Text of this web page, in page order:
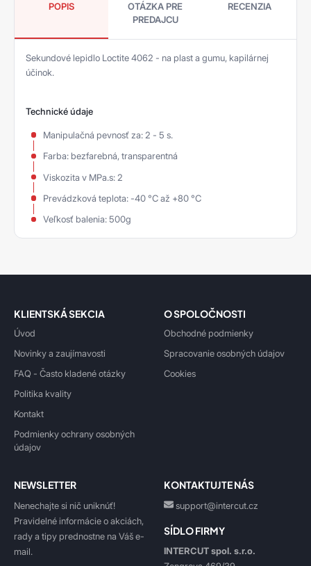
POPIS
OTÁZKA PRE
PREDAJCU
RECENZIA
Sekundové lepidlo Loctite 4062 - na plast a gumu, kapilárnej
účinok.
Technické údaje
Manipulačná pevnosť za: 2 - 5 s.
Farba: bezfarebná, transparentná
Viskozita v MPa.s: 2
Prevádzková teplota: -40 °C až +80 °C
Veľkosť balenia: 500g
KLIENTSKÁ SEKCIA
Úvod
Novinky a zaujímavosti
FAQ - Často kladené otázky
Politika kvality
Kontakt
Podmienky ochrany osobných
údajov
O SPOLOČNOSTI
Obchodné podmienky
Spracovanie osobných údajov
Cookies
NEWSLETTER
Nenechajte si nič uniknúť!
Pravidelné informácie o akciách,
rady a tipy prednostne na Váš e-
mail.
KONTAKTUJTE NÁS
support@intercut.cz
SÍDLO FIRMY
INTERCUT spol. s.r.o.